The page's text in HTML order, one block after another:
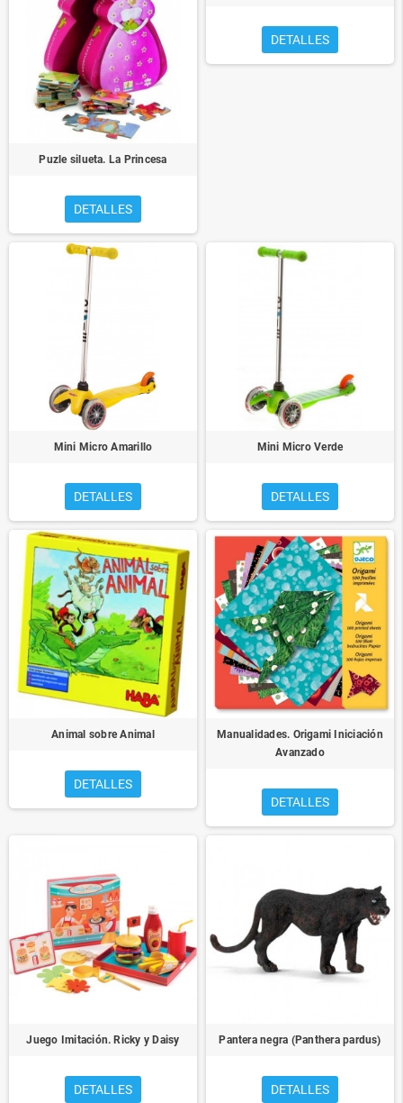
Puzle silueta. La Princesa
DETALLES
DETALLES
Mini Micro Amarillo
DETALLES
Mini Micro Verde
DETALLES
Animal sobre Animal
DETALLES
Manualidades. Origami Iniciación
Avanzado
DETALLES
Juego Imitación. Ricky y Daisy
DETALLES
Pantera negra (Panthera pardus)
DETALLES